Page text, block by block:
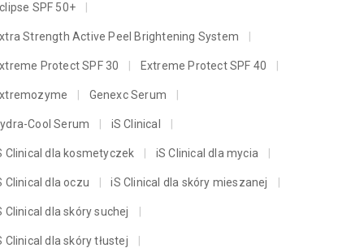
SPF 50+
Strength Active Peel Brightening System
Protect SPF 30 Extreme Protect SPF 40
Genexc Serum
Cool Serum iS Clinical
Clinical dla kosmetyczek iS Clinical dla mycia
Clinical dla oczu iS Clinical dla skóry mieszanej
Clinical dla skóry suchej
Clinical dla skóry tłustej